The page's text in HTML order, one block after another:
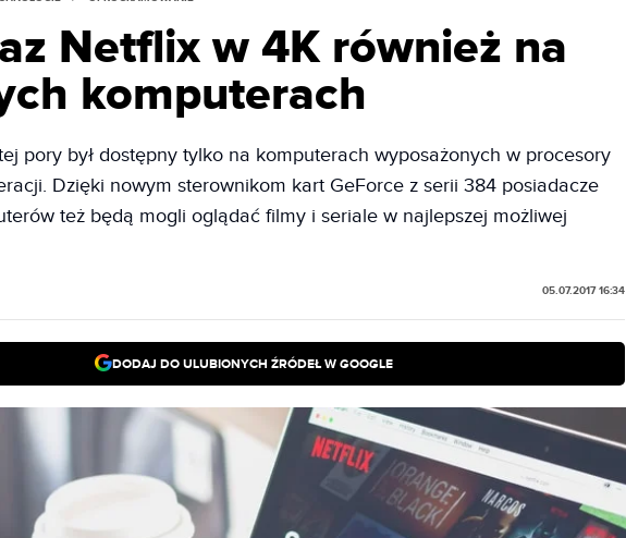
Netflix w 4K również na
komputerach
pory był dostępny tylko na komputerach wyposażonych w procesory
Dzięki nowym sterownikom kart GeForce z serii 384 posiadacze
też będą mogli oglądać filmy i seriale w najlepszej możliwej
05.07.2017 16:34
DODAJ DO ULUBIONYCH ŹRÓDEŁ W GOOGLE